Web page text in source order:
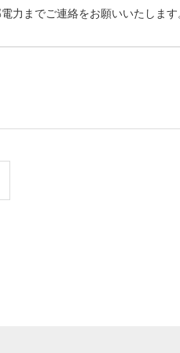
力までご連絡をお願いいたします